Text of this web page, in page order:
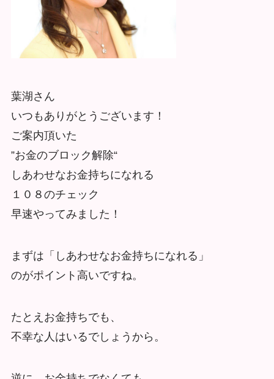
葉湖さん
いつもありがとうございます！
ご案内頂いた
”お金のブロック解除“
しあわせなお金持ちになれる
１０８のチェック
早速やってみました！
まずは「しあわせなお金持ちになれる」
のがポイント高いですね。
たとえお金持ちでも、
不幸な人はいるでしょうから。